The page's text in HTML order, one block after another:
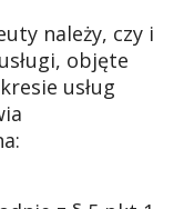
należy, czy i
objęte
usług